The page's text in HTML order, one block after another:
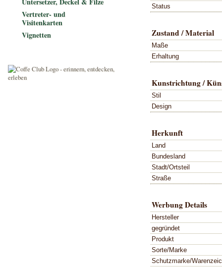
Status
Zustand / Material
Maße
Erhaltung
Kunstrichtung /
Stil
Design
Herkunft
Land
Bundesland
Stadt/Ortsteil
Straße
Werbung Details
Hersteller
gegründet
Produkt
Sorte/Marke
Schutzmarke/
Vertreter- und
Visitenkarten
Vignetten